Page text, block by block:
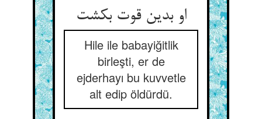
او بدین قوت بکشت‏
Hile ile babayiğitlik
birleşti, er de
ejderhayı bu kuvvetle
alt edip öldürdü.